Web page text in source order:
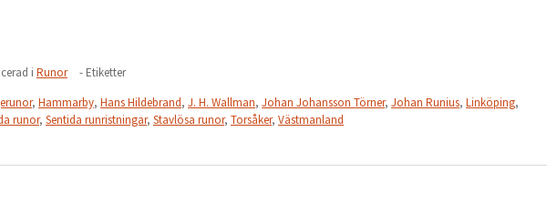
i Runor
- Etiketter
, Hammarby, Hans Hildebrand, J. H. Wallman, Johan Johansson Törner, Johan Runius, Linköping,
runor, Sentida runristningar, Stavlösa runor, Torsåker, Västmanland